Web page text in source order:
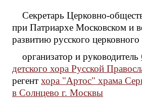
Секретарь Церковно-
при Патриархе Московском и
развитию русского церковного
организатор и руководитель
детского хора Русской
регент хора "Артос" храма
в Солнцево г. Москвы